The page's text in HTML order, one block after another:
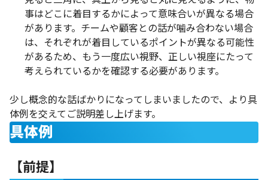
事はどこに着目するかによって意味合いが異なる場合
があります。チームや顧客との話が噛み合わない場合
は、それぞれが着目しているポイントが異なる可能性
があるため、もう一度広い視野、正しい視座にたって
考えられているかを確認する必要があります。
少し概念的な話ばかりになってしまいましたので、より具
体例を交えてご説明差し上げます。
具体例
【前提】